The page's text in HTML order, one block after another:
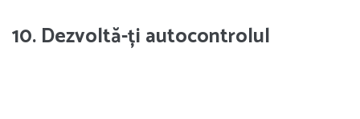
10. Dezvoltă-ți autocontrolul